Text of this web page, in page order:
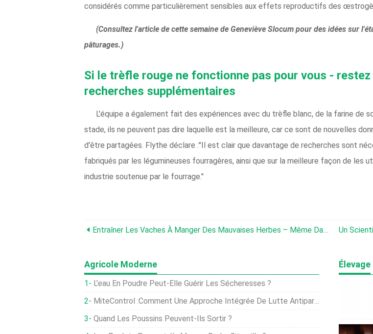
considérés comme particulièrement sensibles aux effets reproductifs des
(Consultez l'article de cette semaine de Geneviève Slocum pour des idées sur
pâturages.)
Si le trèfle rouge ne fonctionne pas pour vous -
recherches supplémentaires
L'équipe a également fait des expériences avec du trèfle blanc, de la farine de
stade, ils ne peuvent pas dire laquelle est la meilleure, car ce sont de nouvelles
d'être partagées. Flythe déclare :"Il est clair que davantage de recherches sont
fabriqués par les légumineuses fourragères, ainsi que sur la meilleure façon de les
industrie soutenue par le fourrage."
Entraîner Les Vaches À Manger Des Mauvaises Herbes – Même Dans Les Très Grands Pâturages Un Scientifique
Agricole Moderne
L'eau En Poudre Peut-Elle Guérir Les Sécheresses ?
MiteControl :comment Une Approche Intégrée De Lutte Antiparasitaire Peut Aider À Lutter Contre Le Tétranyque Rouge
Quand Les Poussins Peuvent-Ils Sortir ?
Élevage